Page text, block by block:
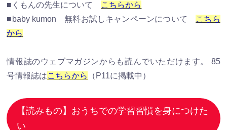
■くもんの先生について こちらから
■baby kumon 無料お試しキャンペーンについて
こちら
から
情報誌のウェブマガジンからも読んでいただけます。 85
号情報誌はこちらから （P11に掲載中）
【読みもの】おうちでの学習習慣を身につけた
い